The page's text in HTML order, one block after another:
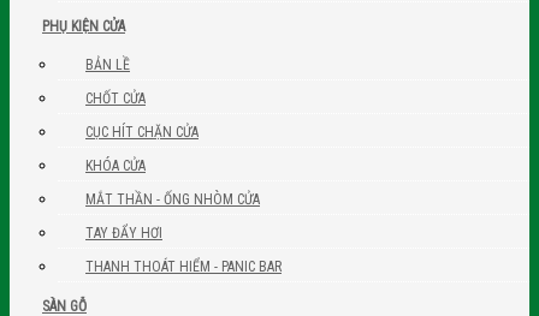
PHỤ KIỆN CỬA
BẢN LỀ
CHỐT CỬA
CỤC HÍT CHẶN CỬA
KHÓA CỬA
MẮT THẦN - ỐNG NHÒM CỬA
TAY ĐẨY HƠI
THANH THOÁT HIỂM - PANIC BAR
SÀN GỖ